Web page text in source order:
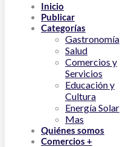
Inicio
Publicar
Categorías
Gastronomía
Salud
Comercios y
Servicios
Educación y
Cultura
Energía Solar
Mas
Quiénes somos
Comercios +